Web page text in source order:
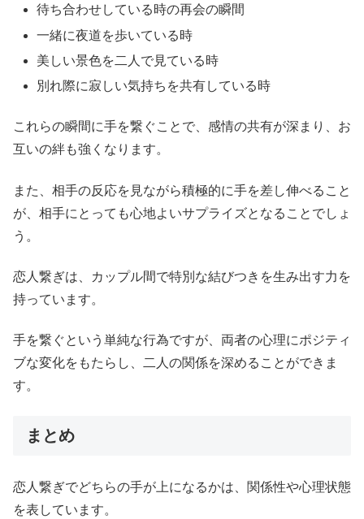
待ち合わせしている時の再会の瞬間
一緒に夜道を歩いている時
美しい景色を二人で見ている時
別れ際に寂しい気持ちを共有している時
これらの瞬間に手を繋ぐことで、感情の共有が深まり、お
互いの絆も強くなります。
また、相手の反応を見ながら積極的に手を差し伸べること
が、相手にとっても心地よいサプライズとなることでしょ
う。
恋人繋ぎは、カップル間で特別な結びつきを生み出す力を
持っています。
手を繋ぐという単純な行為ですが、両者の心理にポジティ
ブな変化をもたらし、二人の関係を深めることができま
す。
まとめ
恋人繋ぎでどちらの手が上になるかは、関係性や心理状態
を表しています。